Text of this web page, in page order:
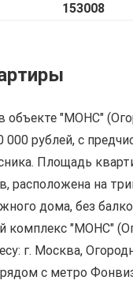
153008
объекте "МОНС"
рублей, с
Площадь
расположена на
дома, без
комплекс "МОНС"
г. Москва,
с метро